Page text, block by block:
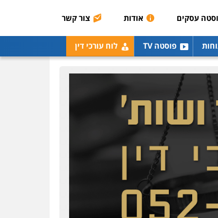
עסקים אודות צור קשר
פוסטה TV לוח עורכי דין
0506209859
עו"ד נעם שביט
פלילי פשיעה חמורה
הלבנת הון
פסיכיאטריה משפטית
עו"ד אלון קריטי
סמים
0525544654
אזרחי נדל"ן / עסקים